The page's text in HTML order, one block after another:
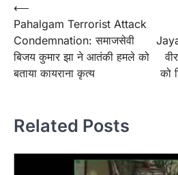
Post
navigation
⟵
Pahalgam Terrorist Attack
Condemnation: समाजसेवी
बिजय कुमार झा ने आतंकी हमले को
बताया कायराना कृत्य
को
Related Posts